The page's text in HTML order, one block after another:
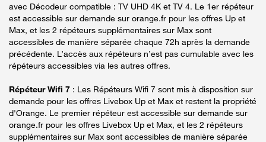
avec Décodeur compatible : TV UHD 4K et TV 4. Le 1er répéteur
est accessible sur demande sur orange.fr pour les offres Up et
Max, et les 2 répéteurs supplémentaires sur Max sont
accessibles de manière séparée chaque 72h après la demande
précédente. L’accès aux répéteurs n’est pas cumulable avec les
répéteurs accessibles via les autres offres.
Répéteur Wifi 7 : Les Répéteurs Wifi 7 sont mis à disposition sur
demande pour les offres Livebox Up et Max et restent la propriété
d'Orange. Le premier répéteur est accessible sur demande sur
orange.fr pour les offres Livebox Up et Max, et les 2 répéteurs
supplémentaires sur Max sont accessibles de manière séparée